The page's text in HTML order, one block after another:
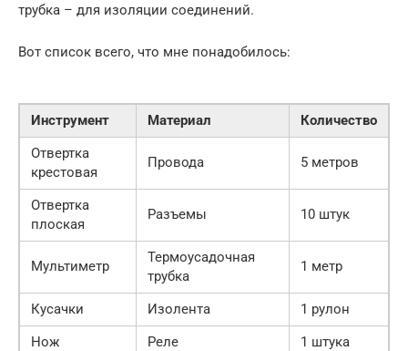
трубка – для изоляции соединений.
Вот список всего, что мне понадобилось:
Инструмент Материал
Количество
Отвертка
крестовая
Провода 5 метров
Отвертка
плоская
Разъемы 10 штук
Мультиметр
Термоусадочная
трубка
1 метр
Кусачки Изолента
1 рулон
Нож
Реле
1 штука